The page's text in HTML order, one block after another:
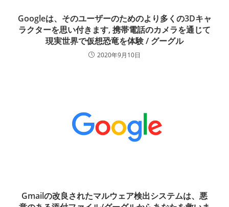
Googleは、そのユーザーのためのより多くの3Dキャ
ラクターを思い付きます, 携帯電話のカメラを通じて
現実世界で仮想恐竜を体験 / グーグル
2020年9月10日
Gmailの改良されたマルウェア検出システムは、悪